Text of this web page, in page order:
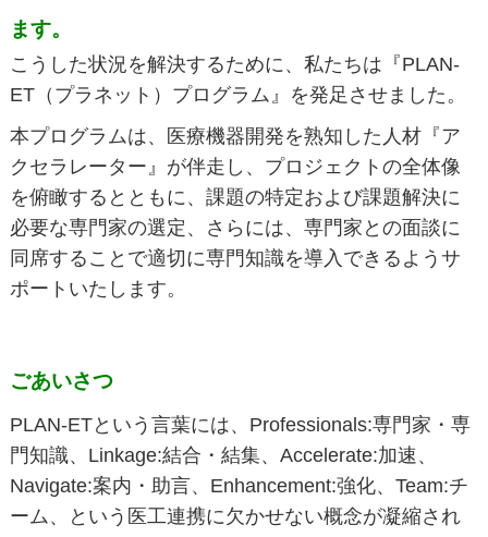
ます。
こうした状況を解決するために、私たちは『PLAN-
ET（プラネット）プログラム』を発足させました。
本プログラムは、医療機器開発を熟知した人材『ア
クセラレーター』が伴走し、プロジェクトの全体像
を俯瞰するとともに、課題の特定および課題解決に
必要な専門家の選定、さらには、専門家との面談に
同席することで適切に専門知識を導入できるようサ
ポートいたします。
ごあいさつ
PLAN-ETという言葉には、Professionals:専門家・専
門知識、Linkage:結合・結集、Accelerate:加速、
Navigate:案内・助言、Enhancement:強化、Team:チ
ーム、という医工連携に欠かせない概念が凝縮され